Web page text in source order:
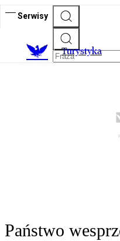
Serwisy
Turystyka
Państwo